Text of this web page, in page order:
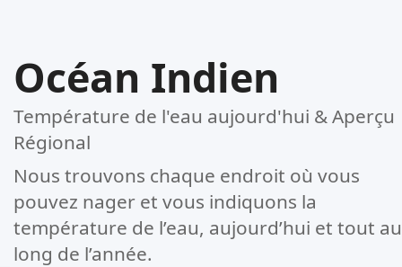
Océan Indien
Température de l'eau aujourd'hui & Aperçu
Régional
Nous trouvons chaque endroit où vous
pouvez nager et vous indiquons la
température de l’eau, aujourd’hui et tout au
long de l’année.